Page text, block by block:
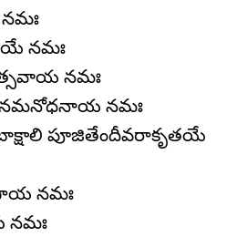
నమః
నమః
నమః
పూజితేందీవరాకృతయే
నమః
నమః